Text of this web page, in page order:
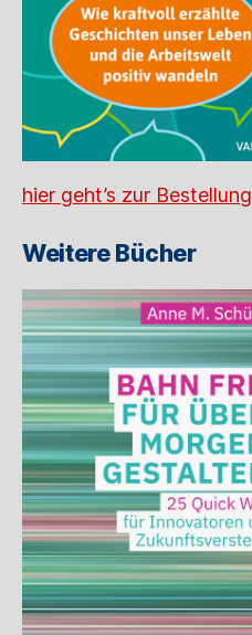
hier geht’s zur Bestellung
Weitere Bücher